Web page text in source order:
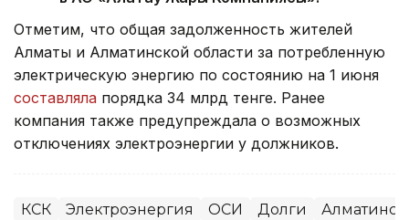
Отметим, что общая задолженность жителей
Алматы и Алматинской области за потребленную
электрическую энергию по состоянию на 1 июня
составляла порядка 34 млрд тенге. Ранее
компания также предупреждала о возможных
отключениях электроэнергии у должников.
КСК Электроэнергия ОСИ Долги